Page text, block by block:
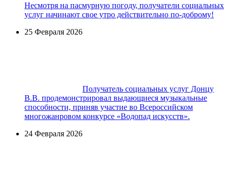
Несмотря на пасмурную погоду, получатели социальных
услуг начинают свое утро действительно по-доброму!
25 Февраля 2026
Получатель социальных услуг Донцу
В.В. продемонстрировал выдающиеся музыкальные
способности, приняв участие во Всероссийском
многожанровом конкурсе «Водопад искусств».
24 Февраля 2026